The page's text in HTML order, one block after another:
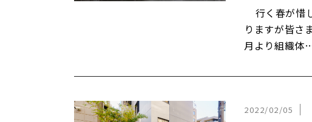
行く春が惜
りますが皆
月より組織体
2022/02/05